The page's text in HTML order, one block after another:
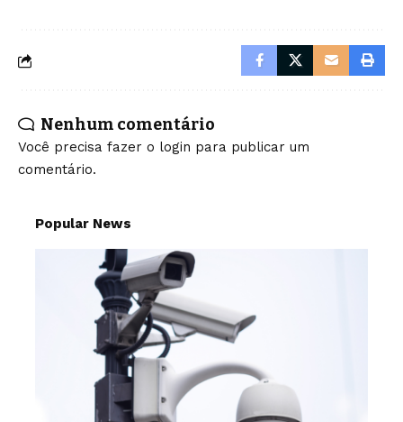
Nenhum comentário
Você precisa fazer o login para publicar um
comentário.
Popular News